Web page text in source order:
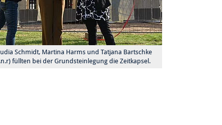
Schmidt, Martina Harms und Tatjana Bartschke
füllten bei der Grundsteinlegung die Zeitkapsel.